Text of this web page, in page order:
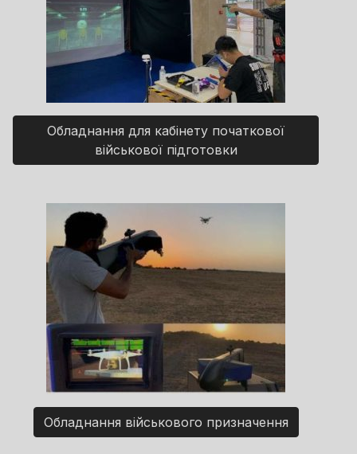
Обладнання для кабінету початкової
військової підготовки
Обладнання військового призначення